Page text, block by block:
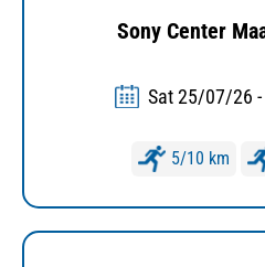
Sony Center
Sat 25/07/26
5/10 km